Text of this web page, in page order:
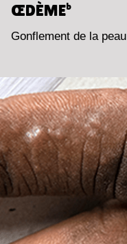
ŒDÈMEb
Gonflement de la peau